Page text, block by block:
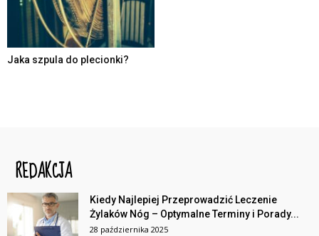
Jaka szpula do plecionki?
REDAKCJA
Kiedy Najlepiej Przeprowadzić Leczenie
Żylaków Nóg – Optymalne Terminy i Porady...
28 października 2025